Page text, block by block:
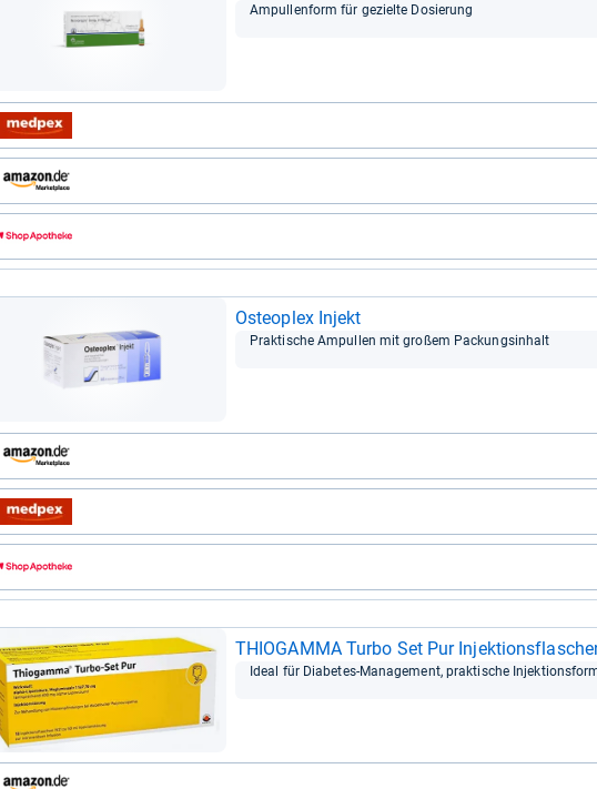
Ampul­len­form für gezielte Dosie­rung
Osteo­plex Injekt
Prak­ti­sche Ampul­len mit großem Packungs­in­halt
THIO­GAMMA Turbo Set Pur
Ideal für Dia­be­tes-​Mana­ge­ment, prak­ti­sche